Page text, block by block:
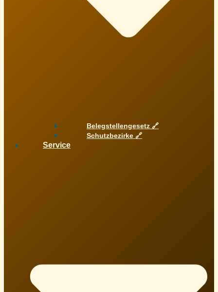
Belegstellengesetz 🔗
Schutzbezirke 🔗
Service